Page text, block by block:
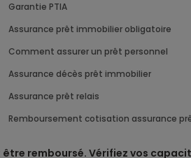
Garantie PTIA
Assurance prêt immobilier obligatoire
Comment assurer un prêt personnel
Assurance décès prêt immobilier
Assurance prêt relais
Remboursement cotisation assurance
remboursé. Vérifiez vos